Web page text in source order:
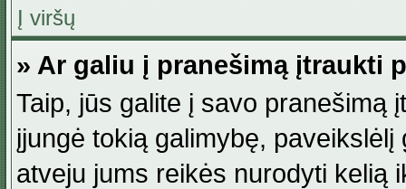
Į viršų
» Ar galiu į pranešimą įtraukti
Taip, jūs galite į savo pranešimą
įjungė tokią galimybę,
atveju jums reikės nurodyti kelią